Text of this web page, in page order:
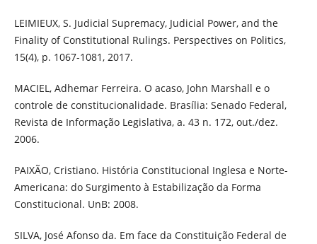
LEIMIEUX, S. Judicial Supremacy, Judicial Power, and the
Finality of Constitutional Rulings. Perspectives on Politics,
15(4), p. 1067-1081, 2017.
MACIEL, Adhemar Ferreira. O acaso, John Marshall e o
controle de constitucionalidade. Brasília: Senado Federal,
Revista de Informação Legislativa, a. 43 n. 172, out./dez.
2006.
PAIXÃO, Cristiano. História Constitucional Inglesa e Norte-
Americana: do Surgimento à Estabilização da Forma
Constitucional. UnB: 2008.
SILVA, José Afonso da. Em face da Constituição Federal de